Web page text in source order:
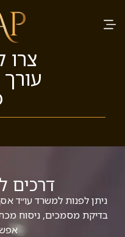
דרכים
ניתן לפנות למשרד עו״ד
בדיקת מסמכים, ניסוח